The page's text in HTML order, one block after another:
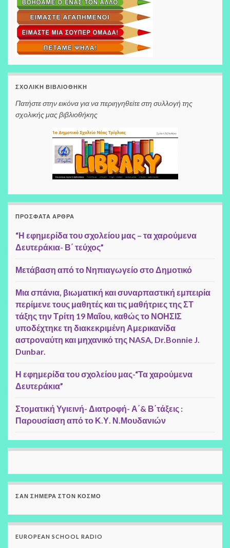
ΣΧΟΛΙΚΉ ΒΙΒΛΙΟΘΉΚΗ
Πατήστε στην εικόνα για να περιηγηθείτε στη συλλογή της
σχολικής μας βιβλιοθήκης
ΠΡΌΣΦΑΤΑ ΆΡΘΡΑ
“Η εφημερίδα του σχολείου μας – τα χαρούμενα
Δευτεράκια- Β΄ τεύχος”
Μετάβαση από το Νηπιαγωγείο στο Δημοτικό
Μια σπάνια, βιωματική και συναρπαστική εμπειρία
περίμενε τους μαθητές και τις μαθήτριες της ΣΤ
τάξης την Τρίτη 19 Μαΐου, καθώς το ΝΟΗΣΙΣ
υποδέχτηκε τη διακεκριμένη Αμερικανίδα
αστροναύτη και μηχανικό της NASA, Dr.Bonnie J.
Dunbar.
Η εφημερίδα του σχολείου μας-“Τα χαρούμενα
Δευτεράκια”
Στοματική Υγιεινή- Διατροφή- Α΄& Β΄τάξεις :
Παρουσίαση από το Κ.Υ. Ν.Μουδανιών
ΣΑΝ ΣΉΜΕΡΑ ΣΤΟΝ ΚΌΣΜΟ
EUROPEAN SCHOOL RADIO